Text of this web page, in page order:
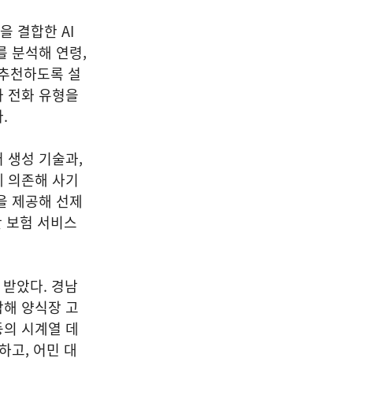
결합한 AI
분석해 연령,
천하도록 설
전화 유형을
.
생성 기술과,
의존해 사기
제공해 선제
보험 서비스
았다. 경남
양식장 고
시계열 데
고, 어민 대